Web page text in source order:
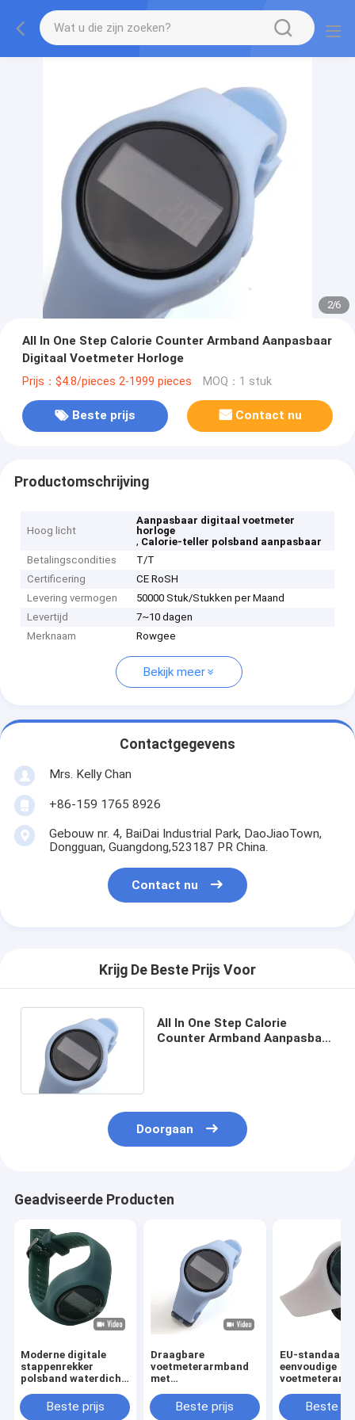
2/6
All In One Step Calorie Counter Armband Aanpasbaar
Digitaal Voetmeter Horloge
Prijs：$4.8/pieces 2-1999 pieces MOQ：1 stuk
Beste prijs Contact nu
Productomschrijving
Hoog licht
Aanpasbaar digitaal voetmeter
horloge
, Calorie-teller polsband aanpasbaar
Betalingscondities
T/T
Certificering
CE RoSH
Levering vermogen
50000 Stuk/Stukken per Maand
Levertijd
7~10 dagen
Merknaam
Rowgee
Bekijk meer
Contactgegevens
Mrs. Kelly Chan
+86-159 1765 8926
Gebouw nr. 4, BaiDai Industrial Park, DaoJiaoTown,
Dongguan, Guangdong,523187 PR China.
Contact nu
Krijg De Beste Prijs Voor
All In One Step Calorie
Counter Armband Aanpasbaar
Doorgaan
Geadviseerde Producten
Moderne digitale
stappenrekker
polsband waterdicht
van de batterij
Beste prijs
Draagbare
voetmeterarmband
met
tracker lichtgewicht
ontwerp
Beste prijs
EU-standaard
eenvoudige
Beste